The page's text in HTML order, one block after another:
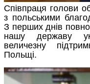
Співпраця голови
з польськими
З перших днів
нашу державу
величезну
Польщі.